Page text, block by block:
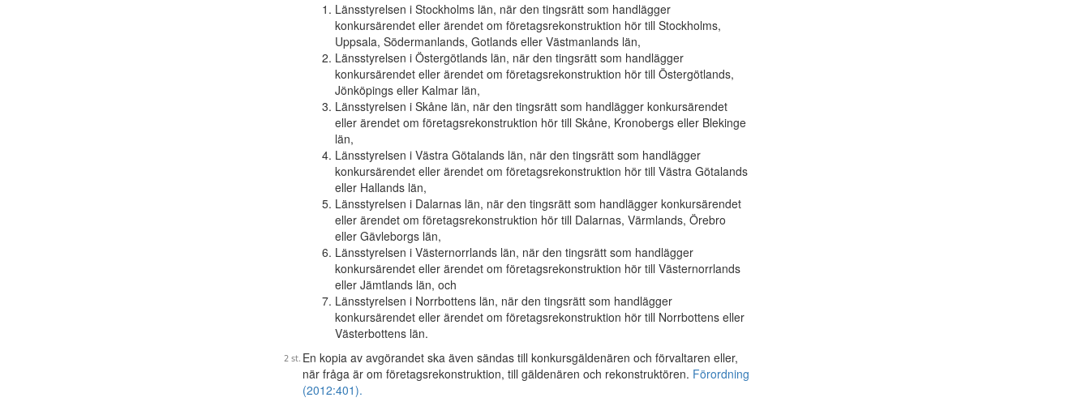
Länsstyrelsen i Stockholms län, när den tingsrätt som handlägger
konkursärendet eller ärendet om företagsrekonstruktion hör till Stockholms,
Uppsala, Södermanlands, Gotlands eller Västmanlands län,
Länsstyrelsen i Östergötlands län, när den tingsrätt som handlägger
konkursärendet eller ärendet om företagsrekonstruktion hör till Östergötlands,
Jönköpings eller Kalmar län,
Länsstyrelsen i Skåne län, när den tingsrätt som handlägger konkursärendet
eller ärendet om företagsrekonstruktion hör till Skåne, Kronobergs eller Blekinge
län,
Länsstyrelsen i Västra Götalands län, när den tingsrätt som handlägger
konkursärendet eller ärendet om företagsrekonstruktion hör till Västra Götalands
eller Hallands län,
Länsstyrelsen i Dalarnas län, när den tingsrätt som handlägger konkursärendet
eller ärendet om företagsrekonstruktion hör till Dalarnas, Värmlands, Örebro
eller Gävleborgs län,
Länsstyrelsen i Västernorrlands län, när den tingsrätt som handlägger
konkursärendet eller ärendet om företagsrekonstruktion hör till Västernorrlands
eller Jämtlands län, och
Länsstyrelsen i Norrbottens län, när den tingsrätt som handlägger
konkursärendet eller ärendet om företagsrekonstruktion hör till Norrbottens eller
Västerbottens län.
En kopia av avgörandet ska även sändas till konkursgäldenären och förvaltaren eller,
när fråga är om företagsrekonstruktion, till gäldenären och rekonstruktören. Förordning
(2012:401).